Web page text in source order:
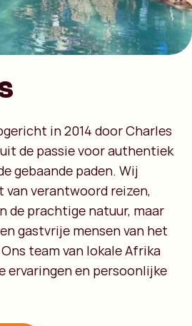
in 2014 door Charles
de passie voor authentiek
gebaande paden. Wij
van verantwoord reizen,
de prachtige natuur, maar
gastvrije mensen van het
team van lokale Afrika
ervaringen en persoonlijke